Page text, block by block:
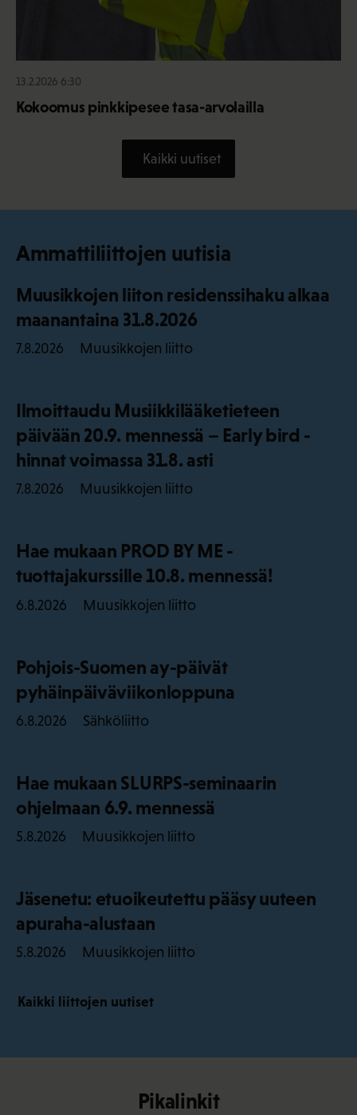
13.2.2026 6:30
Kokoomus pinkkipesee tasa-arvolailla
Kaikki uutiset
Ammattiliittojen uutisia
Muusikkojen liiton residenssihaku alkaa
maanantaina 31.8.2026
7.8.2026 Muusikkojen liitto
Ilmoittaudu Musiikkilääketieteen
päivään 20.9. mennessä – Early bird -
hinnat voimassa 31.8. asti
7.8.2026 Muusikkojen liitto
Hae mukaan PROD BY ME -
tuottajakurssille 10.8. mennessä!
6.8.2026 Muusikkojen liitto
Pohjois-Suomen ay-päivät
pyhäinpäiväviikonloppuna
6.8.2026 Sähköliitto
Hae mukaan SLURPS-seminaarin
ohjelmaan 6.9. mennessä
5.8.2026 Muusikkojen liitto
Jäsenetu: etuoikeutettu pääsy uuteen
apuraha-alustaan
5.8.2026 Muusikkojen liitto
Kaikki liittojen uutiset
Pikalinkit